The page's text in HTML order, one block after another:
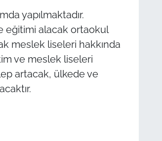
yapılmaktadır.
eğitimi alacak ortaokul
meslek liseleri hakkında
ve meslek liseleri
artacak, ülkede ve